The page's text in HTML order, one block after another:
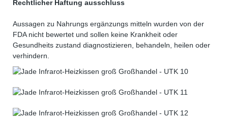
Rechtlicher Haftung ausschluss
Aussagen zu Nahrungs ergänzungs mitteln wurden von der
FDA nicht bewertet und sollen keine Krankheit oder
Gesundheits zustand diagnostizieren, behandeln, heilen oder
verhindern.